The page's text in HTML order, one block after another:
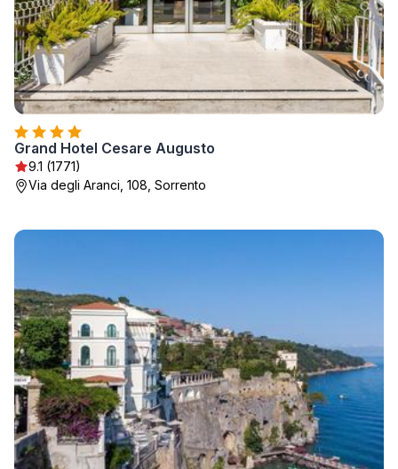
Grand Hotel Cesare Augusto
9.1 (1771)
Via degli Aranci, 108, Sorrento